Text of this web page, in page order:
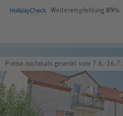
Weiterempfehlung 89%
Preise nochmals gesenkt vom 7.6.-